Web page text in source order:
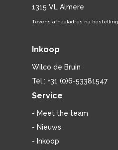
1315 VL Almere
Tevens afhaaladres na bestelling
Inkoop
Wilco de Bruin
Tel.: +31 (0)6-53381547
Service
- Meet the team
- Nieuws
- Inkoop